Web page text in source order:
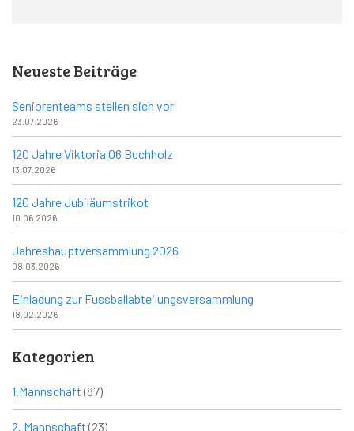
Neueste Beiträge
Seniorenteams stellen sich vor
23.07.2026
120 Jahre Viktoria 06 Buchholz
13.07.2026
120 Jahre Jubiläumstrikot
10.06.2026
Jahreshauptversammlung 2026
08.03.2026
Einladung zur Fussballabteilungsversammlung
18.02.2026
Kategorien
1.Mannschaft (87)
2. Mannschaft (23)